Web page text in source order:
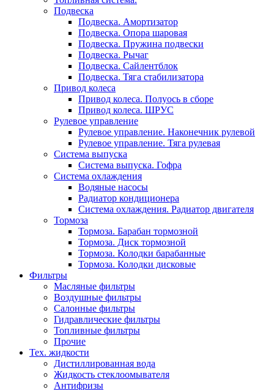
Подвеска
Подвеска. Амортизатор
Подвеска. Опора шаровая
Подвеска. Пружина подвески
Подвеска. Рычаг
Подвеска. Сайлентблок
Подвеска. Тяга стабилизатора
Привод колеса
Привод колеса. Полуось в сборе
Привод колеса. ШРУС
Рулевое управление
Рулевое управление. Наконечник рулевой
Рулевое управление. Тяга рулевая
Система выпуска
Система выпуска. Гофра
Система охлаждения
Водяные насосы
Радиатор кондиционера
Система охлаждения. Радиатор двигателя
Тормоза
Тормоза. Барабан тормозной
Тормоза. Диск тормозной
Тормоза. Колодки барабанные
Тормоза. Колодки дисковые
Фильтры
Масляные фильтры
Воздушные фильтры
Салонные фильтры
Гидравлические фильтры
Топливные фильтры
Прочие
Тех. жидкости
Дистиллированная вода
Жидкость стеклоомывателя
Антифризы